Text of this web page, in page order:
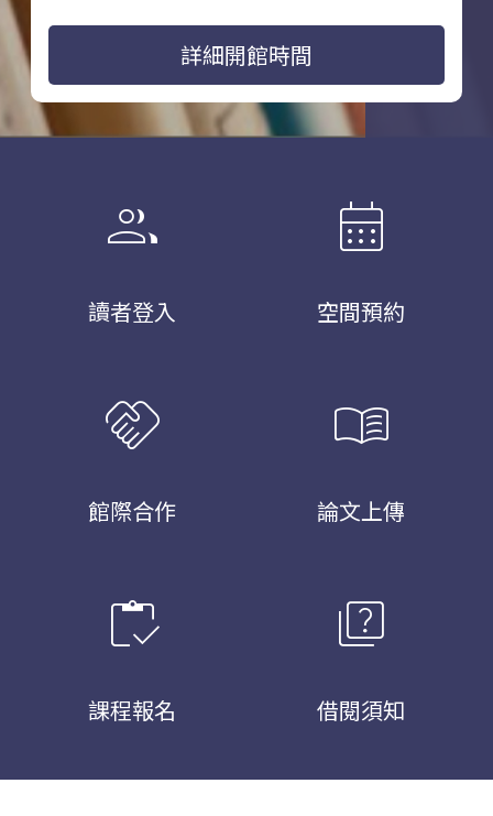
詳細開館時間
group
讀者登入
calendar_month
空間預約
handshake
館際合作
menu_book
論文上傳
inventory
課程報名
quiz
借閱須知